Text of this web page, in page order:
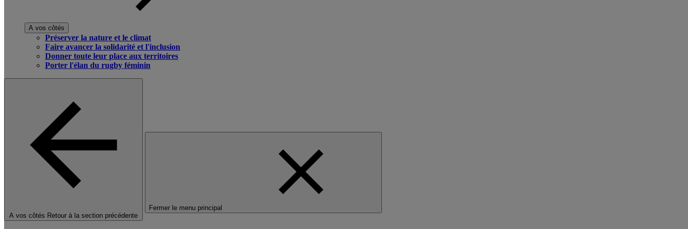
A vos côtés
Préserver la nature et le climat
Faire avancer la solidarité et l'inclusion
Donner toute leur place aux territoires
Porter l'élan du rugby féminin
A vos côtés Retour à la section précédente
Fermer le menu principal